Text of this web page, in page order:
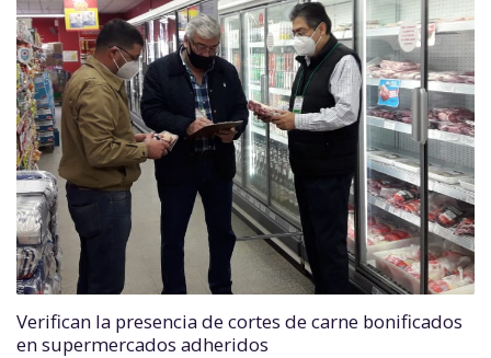
Verifican la presencia de cortes de carne bonificados
en supermercados adheridos